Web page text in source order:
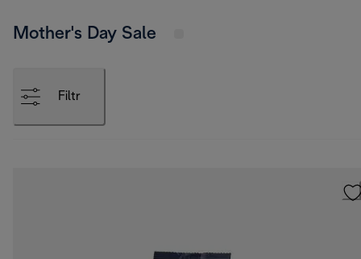
Mother's Day Sale
Filtr